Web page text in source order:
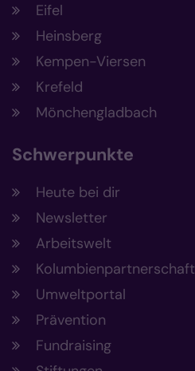
Eifel
Heinsberg
Kempen-Viersen
Krefeld
Mönchengladbach
Schwerpunkte
Heute bei dir
Newsletter
Arbeitswelt
Kolumbienpartnerschaft
Umweltportal
Prävention
Fundraising